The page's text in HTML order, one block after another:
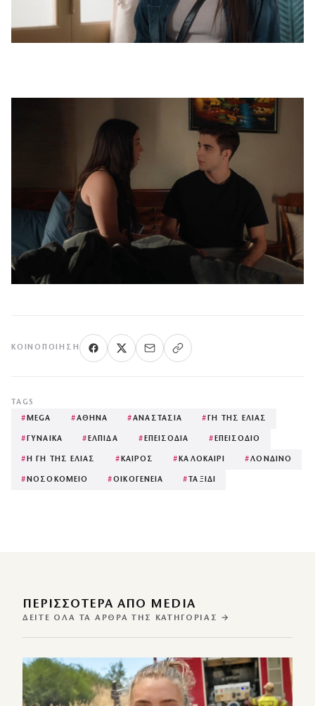
ΚΟΙΝΟΠΟΊΗΣΗ
TAGS
# MEGA #ΑΘΗΝΑ #ΑΝΑΣΤΑΣΙΑ # ΓΗ ΤΗΣ ΕΛΙΑΣ
# ΓΥΝΑΙΚΑ # ΕΛΠΙΔΑ # ΕΠΕΙΣΟΔΙΑ # ΕΠΕΙΣΟΔΙΟ
# Η ΓΗ ΤΗΣ ΕΛΙΑΣ # ΚΑΙΡΟΣ # ΚΑΛΟΚΑΙΡΙ #ΛΟΝΔΙΝΟ
# ΝΟΣΟΚΟΜΕΙΟ #ΟΙΚΟΓΕΝΕΙΑ # ΤΑΞΙΔΙ
ΠΕΡΙΣΣΌΤΕΡΑ ΑΠΌ MEDIA
ΔΕΊΤΕ ΌΛΑ ΤΑ ΆΡΘΡΑ ΤΗΣ ΚΑΤΗΓΟΡΊΑΣ →